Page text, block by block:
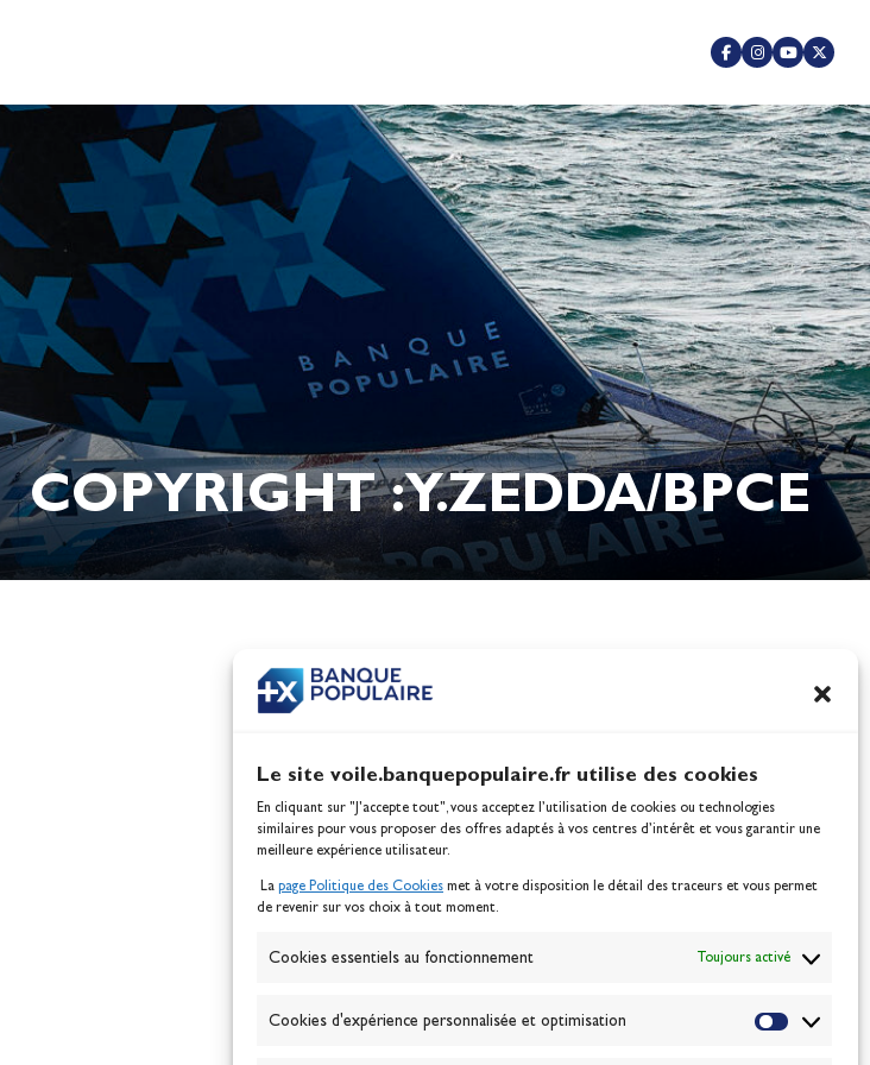
Le site voile.banquepopulaire.fr utilise des cookies
En cliquant sur "J'accepte tout", vous acceptez l’utilisation de cookies ou technologies
similaires pour vous proposer des offres adaptés à vos centres d’intérêt et vous garantir une
meilleure expérience utilisateur.
La page Politique des Cookies met à votre disposition le détail des traceurs et vous permet
de revenir sur vos choix à tout moment.
Cookies essentiels au fonctionnement Toujours activé
Cookies d'expérience personnalisée et optimisation
COPYRIGHT : Y.ZEDDA/BPCE
Berthomieu, vice-championnes
100% Glisse - Écoles
ABONNEZ-VOUS